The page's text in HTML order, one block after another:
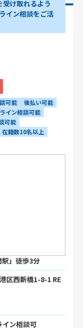
受け取れるよう
イン相談をご活
可能
後払い可能
イン相談可能
可能
在籍数10名以上
」徒歩3分
区⻄新橋1-8-1 RE
イン相談可